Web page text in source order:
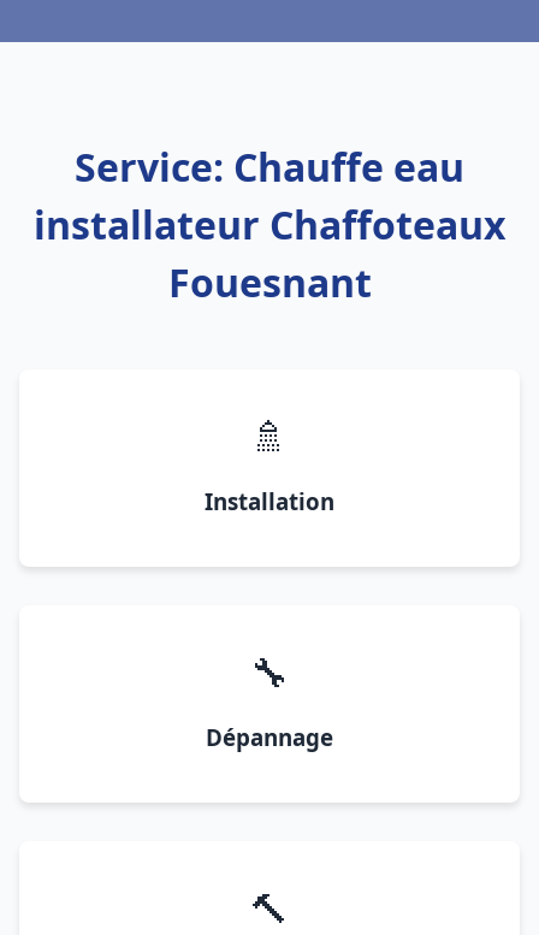
Service: Chauffe eau
installateur Chaffoteaux
Fouesnant
🚿
Installation
🔧
Dépannage
🔨